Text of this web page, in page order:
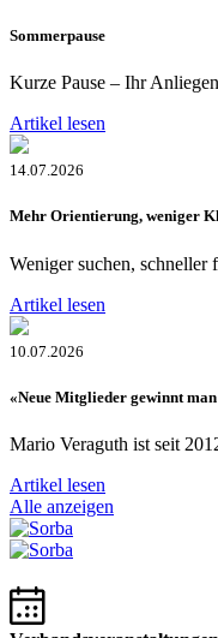
Sommerpause
Kurze Pause – Ihr
Artikel lesen
14.07.2026
Mehr Orientierung, weniger
Weniger suchen,
Artikel lesen
10.07.2026
«Neue Mitglieder gewinnt
Mario Veraguth ist seit
Artikel lesen
Alle anzeigen